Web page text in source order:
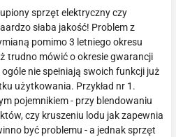
sprzęt elektryczny czy
słaba jakość! Problem z
pomimo 3 letniego okresu
trudno mówić o okresie gwarancji
nie spełniają swoich funkcji już
użytkowania. Przykład nr 1.
pojemnikiem - przy blendowaniu
czy kruszeniu lodu jak zapewnia
być problemu - a jednak sprzęt